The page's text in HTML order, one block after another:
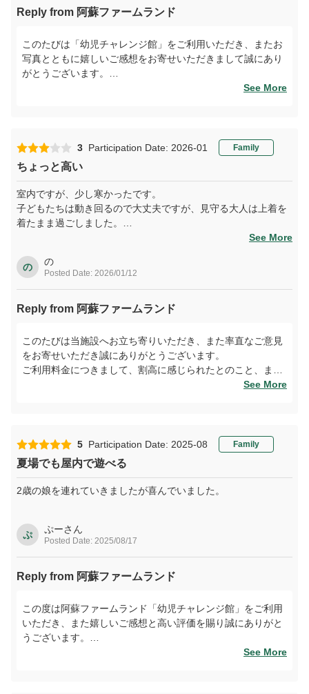
Reply from 阿蘇ファームランド
このたびは「幼児チャレンジ館」をご利用いただき、またお
写真とともに嬉しいご感想をお寄せいただきまして誠にあり
がとうございます。
「楽しすぎました！」とのお言葉を頂戴し、スタッフ一同大
し、思いきり遊べる空間づくりを目指しております。ご家族
皆様で楽しい時間をお過ごしいただけましたなら何よりでご
ざいます。
これからもお子様の笑顔あふれる施設づくりに努め、快適に
ご利用いただける環境を整えてまいります。ぜひまた阿蘇へ
お越しの際は、ご家族で遊びにいらしてくださいませ。スタ
See More
3 Participation Date: 2026-01 Family
ちょっと高い
室内ですが、少し寒かったです。
子どもたちは動き回るので大丈夫ですが、見守る大人は上着を
着たまま過ごしました。
健康をテーマにしたコンセプトはありますが、どこにでもある
寒い時期に屋内で子供を遊ばせるなら立ち寄っても良いかもし
れません。
See More
の の
Posted Date: 2026/01/12
Reply from 阿蘇ファームランド
このたびは当施設へお立ち寄りいただき、また率直なご意見
をお寄せいただき誠にありがとうございます。
ご利用料金につきまして、割高に感じられたとのこと、また
室内の温度環境により寒さを感じさせてしまい、大変申し訳
施設のコンセプトや内容についても、観光施設としての期待
に十分お応えできなかった点を真摯に受け止めております。
いただいたご意見は、今後の料金設定の検討や、空調管理、
一方で、寒い時期にお子さまが屋内で遊べる点について触れ
ていただきありがとうございます。今後は季節やご家族構成
を問わず、よりご満足いただける施設となるよう努めてまい
また機会がございましたら、ぜひ再度お立ち寄りいただけま
したら幸いです。
See More
5 Participation Date: 2025-08 Family
夏場でも屋内で遊べる
2歳の娘を連れていきましたが喜んでいました。
ぷ ぷーさん
Posted Date: 2025/08/17
Reply from 阿蘇ファームランド
この度は阿蘇ファームランド「幼児チャレンジ館」をご利用
いただき、また嬉しいご感想と高い評価を賜り誠にありがと
うございます。
夏の暑さを気にせず、安心して小さなお子さまが遊べる屋内
See More